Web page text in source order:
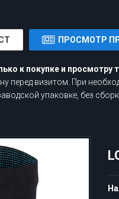
ПРОСМОТР
к покупке и просмотру
перед визитом. При
упаковке, без